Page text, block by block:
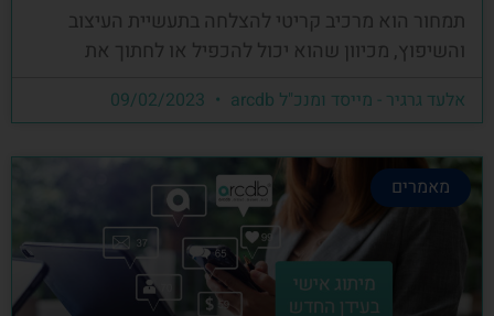
תמחור הוא מרכיב קריטי להצלחה בתעשיית העיצוב
והשיפוץ, מכיוון שהוא יכול להכפיל או לחתוך את
אלעד גרגיר - מייסד ומנכ"ל arcdb
מאמרים